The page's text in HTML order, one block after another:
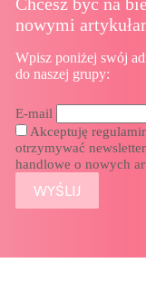
nowymi
Wpisz poniżej swój
do naszej grupy:
E-mail
Akceptuję
otrzymywać
handlowe o nowych